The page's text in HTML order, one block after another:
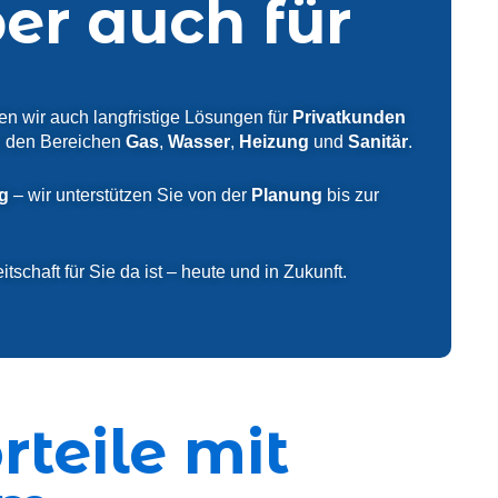
auch für
wir auch langfristige Lösungen für Privatkunden
Bereichen Gas, Wasser, Heizung und Sanitär.
– wir unterstützen Sie von der Planung bis zur
für Sie da ist – heute und in Zukunft.
mit